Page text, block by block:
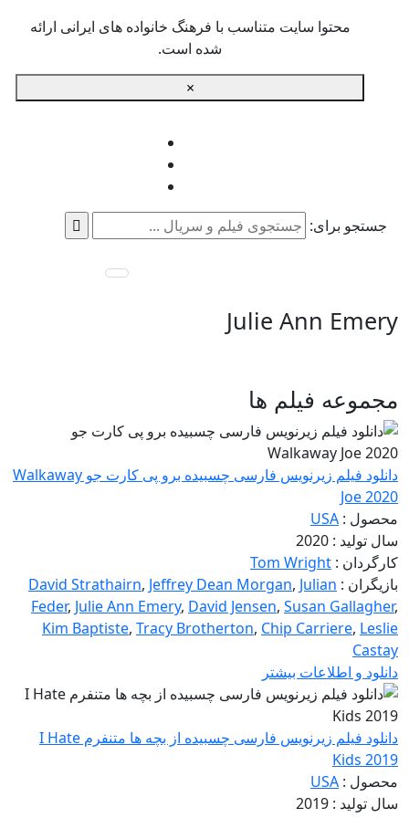
محتوا سایت متناسب با فرهنگ خانواده های ایرانی ارائه
شده است.
×
جستجو برای:
Julie Ann Emery
مجموعه فیلم ها
دانلود فیلم زیرنویس فارسی چسبیده برو پی کارت جو Walkaway
Joe 2020
محصول : USA
سال تولید : 2020
کارگردان : Tom Wright
بازیگران :
David Strathairn, Jeffrey Dean Morgan, Julian
Feder, Julie Ann Emery, David Jensen, Susan Gallagher,
Kim Baptiste, Tracy Brotherton, Chip Carriere, Leslie
Castay
دانلود و اطلاعات بیشتر
دانلود فیلم زیرنویس فارسی چسبیده از بچه ها متنفرم I Hate
Kids 2019
محصول : USA
سال تولید : 2019